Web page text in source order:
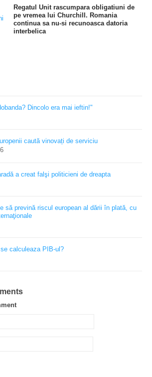
Regatul Unit rascumpara obligatiuni de
pe vremea lui Churchill. Romania
continua sa nu-si recunoasca datoria
interbelica
Dincolo era mai ieftin!"
caută vinovați de serviciu
a creat falşi politicieni de dreapta
să prevină riscul european al dării în plată, cu
calculeaza PIB-ul?